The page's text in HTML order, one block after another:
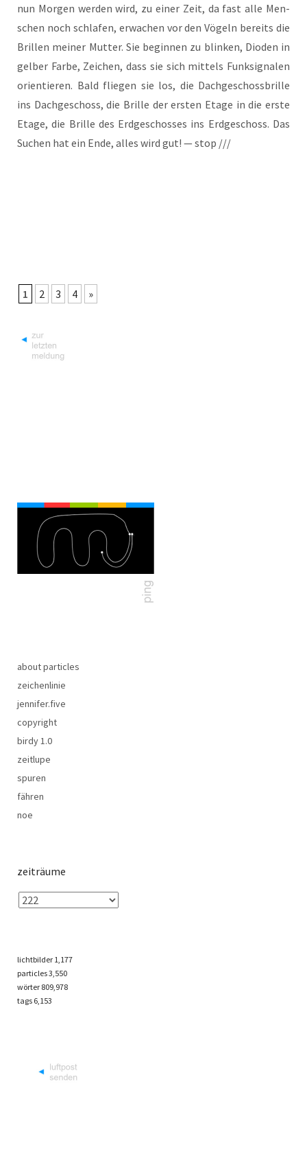
nun Mor­gen wer­den wird, zu einer Zeit, da fast alle Men­
schen noch schla­fen, erwa­chen vor den Vögeln bereits die
Bril­len mei­ner Mut­ter. Sie begin­nen zu blin­ken, Dioden in
gel­ber Far­be, Zei­chen, dass sie sich mit­tels Funk­si­gna­len
ori­en­tie­ren. Bald flie­gen sie los, die Dach­ge­schoss­bril­le
ins Dach­ge­schoss, die Bril­le der ers­ten Eta­ge in die ers­te
Eta­ge, die Bril­le des Erd­ge­schos­ses ins Erd­ge­schoss. Das
Suchen hat ein Ende, alles wird gut! — stop ///
1 2 3 4 »
about particles
zeichenlinie
jennifer.five
copyright
birdy 1.0
zeitlupe
spuren
fähren
noe
zeiträume
lichtbilder 1,177
particles3,550
wörter 809,978
tags 6,153